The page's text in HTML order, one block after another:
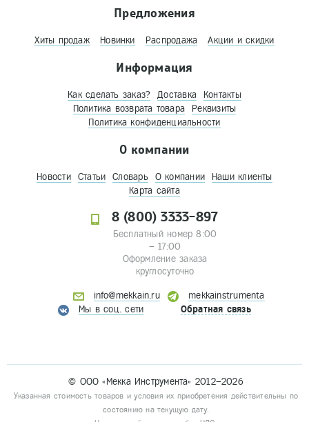
Предложения
Хиты продаж Новинки Распродажа Акции и скидки
Информация
Как сделать заказ? Доставка
Контакты
Политика возврата товара
Реквизиты
Политика конфиденциальности
О компании
Новости Статьи Словарь О компании
Наши клиенты
Карта сайта
8 (800) 3333-897
Бесплатный номер 8:00
– 17:00
Оформление заказа
круглосуточно
info@mekkain.ru
mekkainstrumenta
Мы в соц. сети
Обратная связь
© ООО «Мекка Инструмента» 2012–2026
Указанная стоимость товаров и условия их приобретения действительны по
состоянию на текущую дату.